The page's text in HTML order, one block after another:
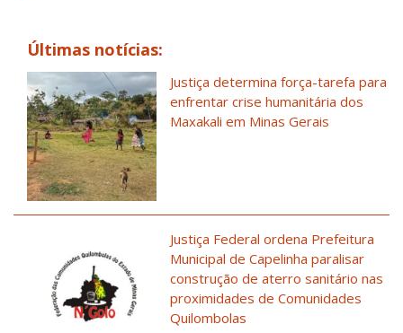
Últimas notícias:
Justiça determina força-tarefa para
enfrentar crise humanitária dos
Maxakali em Minas Gerais
Justiça Federal ordena Prefeitura
Municipal de Capelinha paralisar
construção de aterro sanitário nas
proximidades de Comunidades
Quilombolas